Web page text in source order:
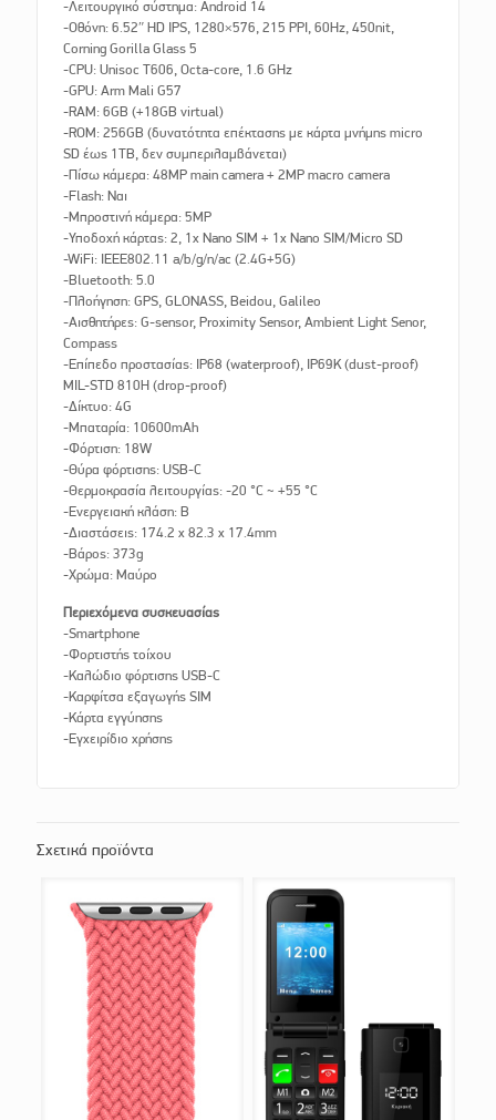
-Λειτουργικό σύστημα: Android 14
-Οθόνη: 6.52″ HD IPS, 1280×576, 215 PPI, 60Hz, 450nit,
Corning Gorilla Glass 5
-CPU: Unisoc T606, Octa-core, 1.6 GHz
-GPU: Arm Mali G57
-RAM: 6GB (+18GB virtual)
-ROM: 256GB (δυνατότητα επέκτασης με κάρτα μνήμης micro
SD έως 1TB, δεν συμπεριλαμβάνεται)
-Πίσω κάμερα: 48MP main camera + 2MP macro camera
-Flash: Ναι
-Μπροστινή κάμερα: 5MP
-Υποδοχή κάρτας: 2, 1x Nano SIM + 1x Nano SIM/Micro SD
-WiFi: IEEE802.11 a/b/g/n/ac (2.4G+5G)
-Bluetooth: 5.0
-Πλοήγηση: GPS, GLONASS, Beidou, Galileo
-Αισθητήρες: G-sensor, Proximity Sensor, Ambient Light Senor,
Compass
-Επίπεδο προστασίας: IP68 (waterproof), IP69K (dust-proof)
MIL-STD 810H (drop-proof)
-Δίκτυο: 4G
-Μπαταρία: 10600mAh
-Φόρτιση: 18W
-Θύρα φόρτισης: USB-C
-Θερμοκρασία λειτουργίας: -20 °C ~ +55 °C
-Ενεργειακή κλάση: B
-Διαστάσεις: 174.2 x 82.3 x 17.4mm
-Βάρος: 373g
-Χρώμα: Μαύρο
Περιεχόμενα συσκευασίας
-Smartphone
-Φορτιστής τοίχου
-Καλώδιο φόρτισης USB-C
-Καρφίτσα εξαγωγής SIM
-Κάρτα εγγύησης
-Εγχειρίδιο χρήσης
Σχετικά προϊόντα